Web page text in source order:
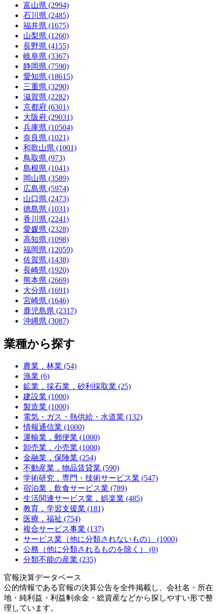
富山県 (2994)
石川県 (2485)
福井県 (1675)
山梨県 (1260)
長野県 (4155)
岐阜県 (3367)
静岡県 (7590)
愛知県 (18615)
三重県 (3290)
滋賀県 (2282)
京都府 (6301)
大阪府 (29031)
兵庫県 (10504)
奈良県 (1021)
和歌山県 (1001)
鳥取県 (973)
島根県 (1041)
岡山県 (3589)
広島県 (5974)
山口県 (2473)
徳島県 (1031)
香川県 (2241)
愛媛県 (2328)
高知県 (1098)
福岡県 (12059)
佐賀県 (1438)
長崎県 (1920)
熊本県 (2669)
大分県 (1691)
宮崎県 (1646)
鹿児島県 (2317)
沖縄県 (3087)
業種から探す
農業，林業 (54)
漁業 (6)
鉱業，採石業，砂利採取業 (25)
建設業 (1000)
製造業 (1000)
電気・ガス・熱供給・水道業 (132)
情報通信業 (1000)
運輸業，郵便業 (1000)
卸売業，小売業 (1000)
金融業，保険業 (254)
不動産業，物品賃貸業 (590)
学術研究，専門・技術サービス業 (547)
宿泊業，飲食サービス業 (789)
生活関連サービス業，娯楽業 (485)
教育，学習支援業 (181)
医療，福祉 (754)
複合サービス事業 (137)
サービス業（他に分類されないもの） (1000)
公務（他に分類されるものを除く） (0)
分類不能の産業 (235)
官報決算データベース
公的情報である官報の決算公告を全件掲載し、会社名・所在
地・純利益・利益剰余金・総資産などから探しやすい形で整
理しています。